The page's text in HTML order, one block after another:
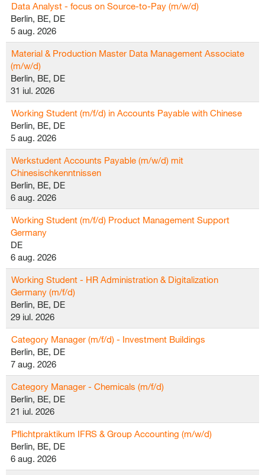
Data Analyst - focus on Source-to-Pay (m/w/d)
Berlin, BE, DE
5 aug. 2026
Material & Production Master Data Management Associate
(m/w/d)
Berlin, BE, DE
31 iul. 2026
Working Student (m/f/d) in Accounts Payable with Chinese
Berlin, BE, DE
5 aug. 2026
Werkstudent Accounts Payable (m/w/d) mit
Chinesischkenntnissen
Berlin, BE, DE
6 aug. 2026
Working Student (m/f/d) Product Management Support
Germany
DE
6 aug. 2026
Working Student - HR Administration & Digitalization
Germany (m/f/d)
Berlin, BE, DE
29 iul. 2026
Category Manager (m/f/d) - Investment Buildings
Berlin, BE, DE
7 aug. 2026
Category Manager - Chemicals (m/f/d)
Berlin, BE, DE
21 iul. 2026
Pflichtpraktikum IFRS & Group Accounting (m/w/d)
Berlin, BE, DE
6 aug. 2026